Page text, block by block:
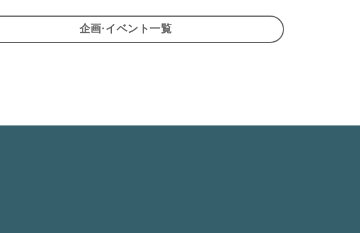
企画·イベント一覧